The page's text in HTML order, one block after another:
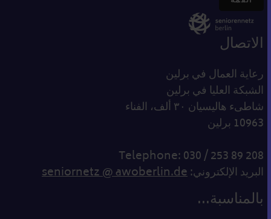
الاتصال
رعاية العمال في برلين
الشبكة العليا في برلين
شاطىء هاليسيان ٣٠ ألف، الفناء
10963 برلين
Telephone: 030 / 253 89 208
البريد الإلكتروني:seniornetz @ awoberlin.de
بالمناسبة...